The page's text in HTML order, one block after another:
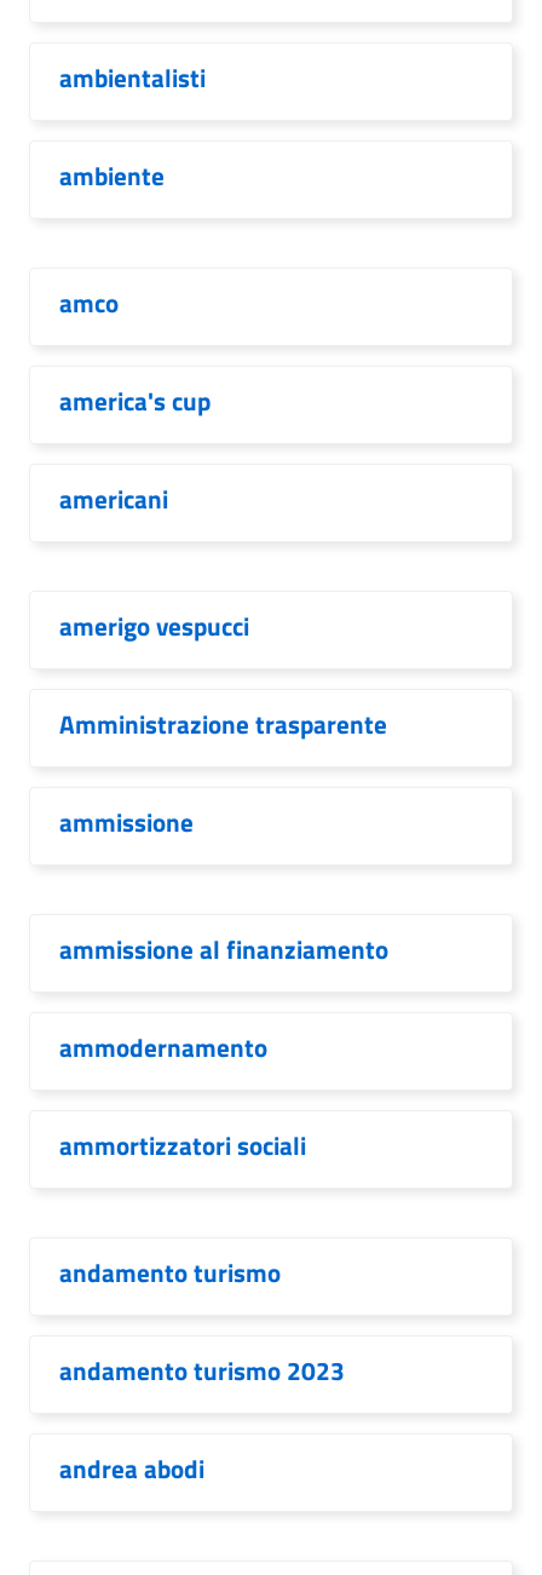
ambientalisti
ambiente
amco
america's cup
americani
amerigo vespucci
Amministrazione trasparente
ammissione
ammissione al finanziamento
ammodernamento
ammortizzatori sociali
andamento turismo
andamento turismo 2023
andrea abodi